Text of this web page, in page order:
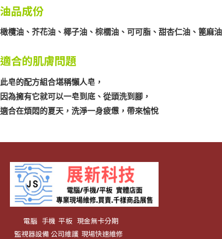
油品成份
橄欖油、芥花油、椰子油、棕櫚油、可可脂、甜杏仁油、篦麻油
適合的肌膚問題
此皂的配方組合堪稱懶人皂，
因為擁有它就可以一皂到底、從頭洗到腳，
適合在煩悶的夏天，洗淨一身疲憊，帶來愉悅
電腦 手機 平板 現金無卡分期
監視器設備 公司維護 現場快速維修